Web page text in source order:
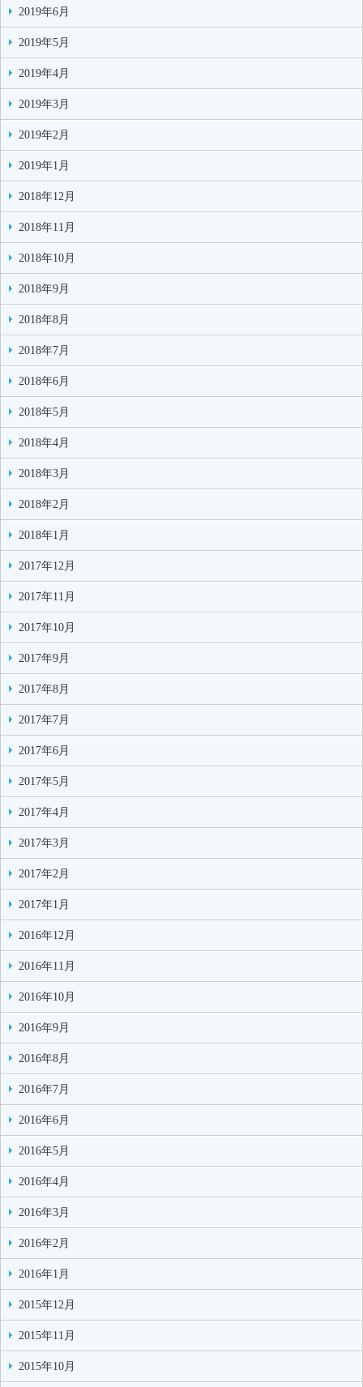
2019年6月
2019年5月
2019年4月
2019年3月
2019年2月
2019年1月
2018年12月
2018年11月
2018年10月
2018年9月
2018年8月
2018年7月
2018年6月
2018年5月
2018年4月
2018年3月
2018年2月
2018年1月
2017年12月
2017年11月
2017年10月
2017年9月
2017年8月
2017年7月
2017年6月
2017年5月
2017年4月
2017年3月
2017年2月
2017年1月
2016年12月
2016年11月
2016年10月
2016年9月
2016年8月
2016年7月
2016年6月
2016年5月
2016年4月
2016年3月
2016年2月
2016年1月
2015年12月
2015年11月
2015年10月